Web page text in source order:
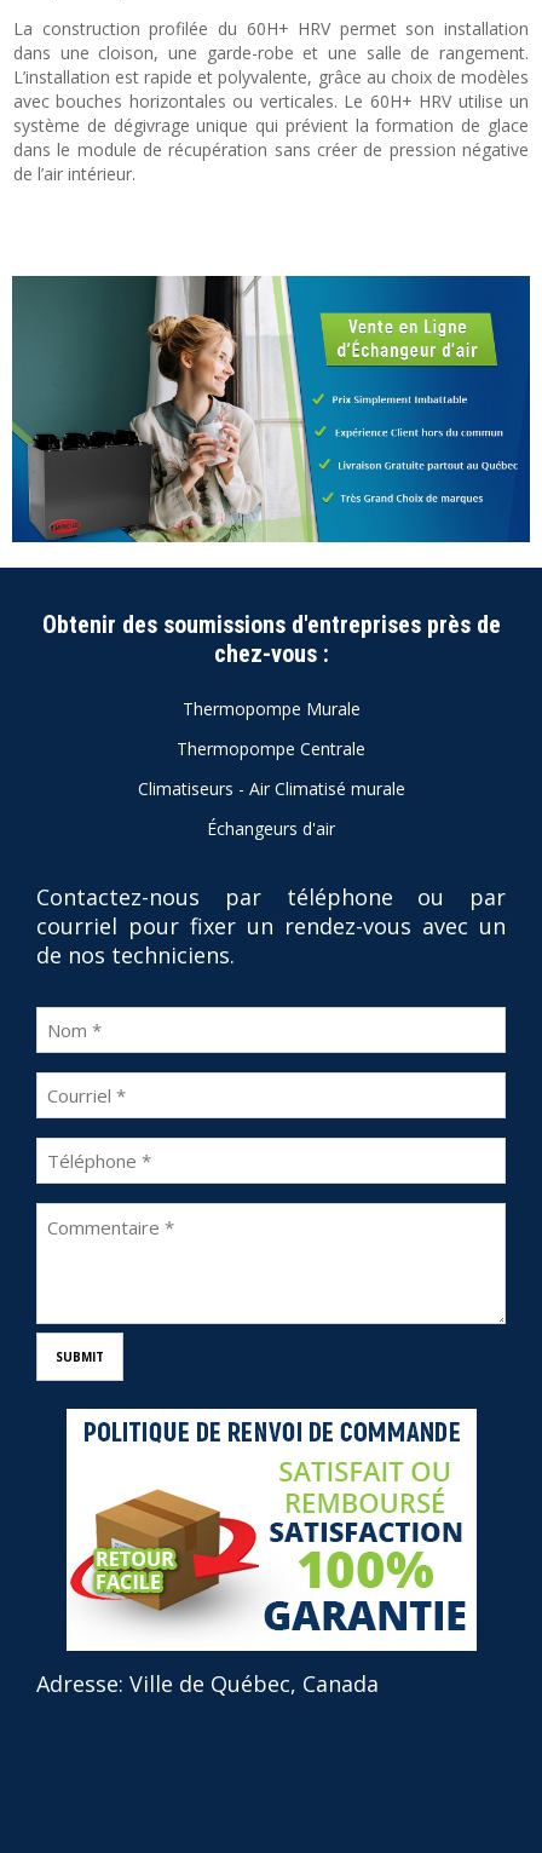
La construction profilée du 60H+ HRV permet son installation
dans une cloison, une garde-robe et une salle de rangement.
L’installation est rapide et polyvalente, grâce au choix de modèles
avec bouches horizontales ou verticales. Le 60H+ HRV utilise un
système de dégivrage unique qui prévient la formation de glace
dans le module de récupération sans créer de pression négative
de l’air intérieur.
Obtenir des soumissions d'entreprises près de
chez-vous :
Thermopompe Murale
Thermopompe Centrale
Climatiseurs - Air Climatisé murale
Échangeurs d'air
Contactez-nous par téléphone ou par
courriel pour fixer un rendez-vous avec un
de nos techniciens.
Adresse: Ville de Québec, Canada